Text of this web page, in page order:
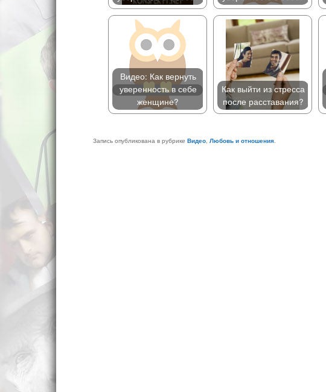
Видео: Как вернуть
уверенность в себе
женщине?
Как выйти из стресса
после расставания?
Запись опубликована в рубрикеВидео,Любовь и отношения.